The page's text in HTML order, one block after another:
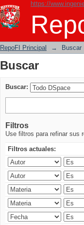
https://
Buscar
RepoFI Principal → Buscar
Buscar
Buscar:
Filtros
Use filtros para refinar sus
Filtros actuales: